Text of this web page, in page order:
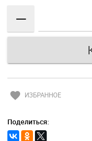
—
favorite ИЗБРАННОЕ
Поделиться: